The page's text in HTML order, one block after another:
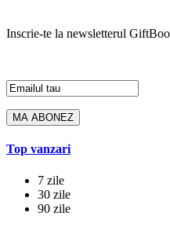
Inscrie-te la newsletterul
Top vanzari
7 zile
30 zile
90 zile